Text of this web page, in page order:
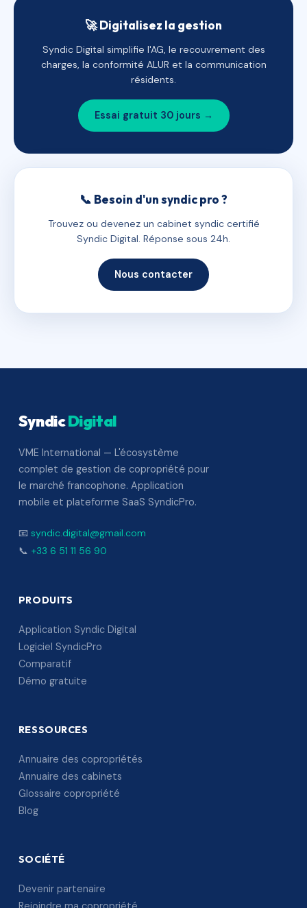
🚀 Digitalisez la gestion
Syndic Digital simplifie l'AG, le recouvrement des
charges, la conformité ALUR et la communication
résidents.
Essai gratuit 30 jours →
📞 Besoin d'un syndic pro ?
Trouvez ou devenez un cabinet syndic certifié
Syndic Digital. Réponse sous 24h.
Nous contacter
SyndicDigital
VME International — L'écosystème
complet de gestion de copropriété pour
le marché francophone. Application
mobile et plateforme SaaS SyndicPro.
📧 syndic.digital@gmail.com
📞 +33 6 51 11 56 90
PRODUITS
Application Syndic Digital
Logiciel SyndicPro
Comparatif
Démo gratuite
RESSOURCES
Annuaire des copropriétés
Annuaire des cabinets
Glossaire copropriété
Blog
SOCIÉTÉ
Devenir partenaire